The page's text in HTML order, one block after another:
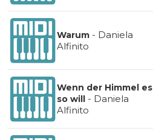
Warum- Daniela
Alfinito
Wenn der Himmel es
so will - Daniela
Alfinito